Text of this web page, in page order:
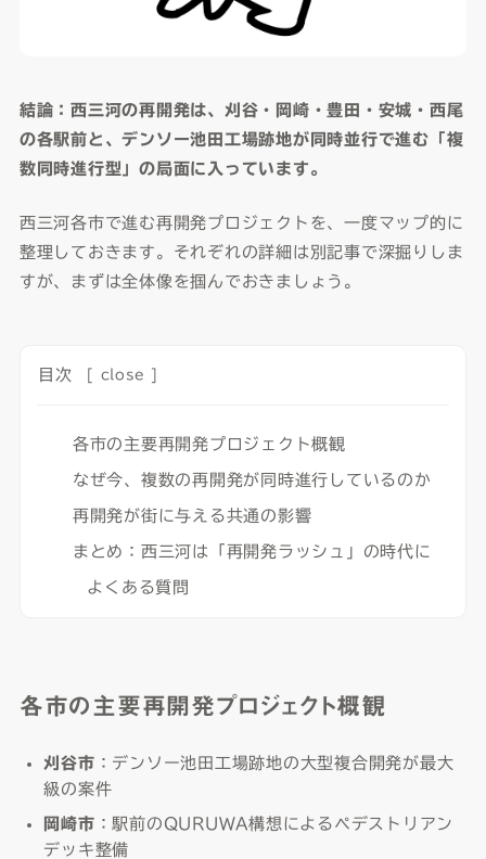
結論：西三河の再開発は、刈谷・岡崎・豊田・安城・西尾
の各駅前と、デンソー池田工場跡地が同時並行で進む「複
数同時進行型」の局面に入っています。
西三河各市で進む再開発プロジェクトを、一度マップ的に
整理しておきます。それぞれの詳細は別記事で深掘りしま
すが、まずは全体像を掴んでおきましょう。
目次 [ close ]
各市の主要再開発プロジェクト概観
なぜ今、複数の再開発が同時進行しているのか
再開発が街に与える共通の影響
まとめ：西三河は「再開発ラッシュ」の時代に
よくある質問
各市の主要再開発プロジェクト概観
刈谷市 ：デンソー池田工場跡地の大型複合開発が最大
級の案件
岡崎市 ：駅前のQURUWA構想によるペデストリアン
デッキ整備